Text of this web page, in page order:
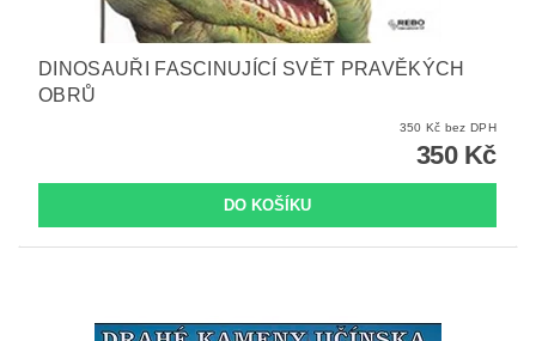
DINOSAUŘI FASCINUJÍCÍ SVĚT PRAVĚKÝCH
OBRŮ
350 Kč bez DPH
350 Kč